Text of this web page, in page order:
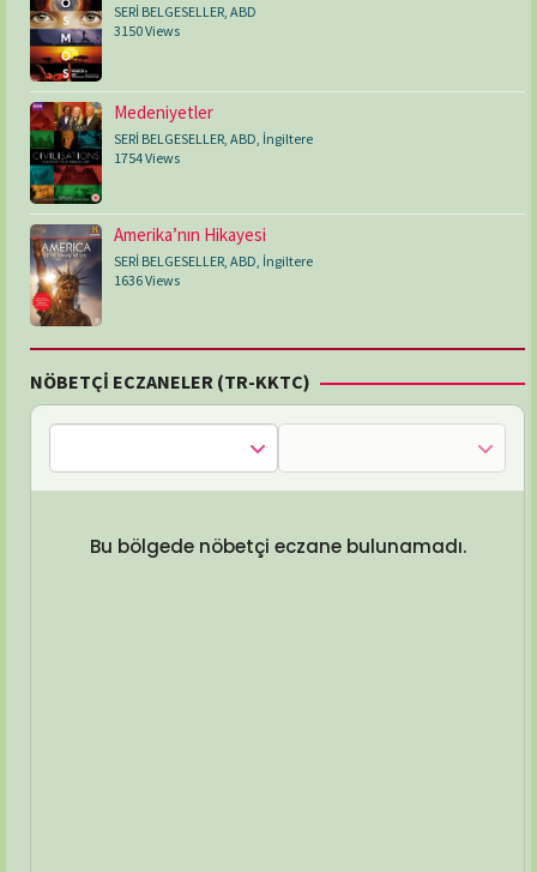
SERİ BELGESELLER ABD
3150 Views
Medeniyetler
SERİ BELGESELLER ABD İngiltere
1754 Views
Amerika’nın Hikayesi
SERİ BELGESELLER, ABD, İngiltere
1636 Views
NÖBETÇİ ECZANELER (TR-KKTC)
Bu bölgede nöbetçi eczane bulunamadı.